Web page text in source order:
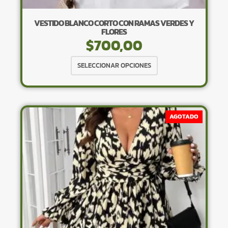
VESTIDO BLANCO CORTO CON RAMAS VERDES Y
FLORES
$700,00
SELECCIONAR OPCIONES
producto
tiene
variantes.
Las
opciones
se
pueden
elegir
en
la
página
de
AGOTADO